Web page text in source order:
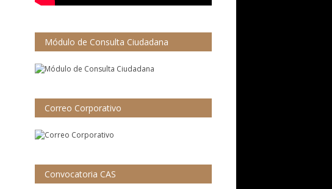
Módulo de Consulta Ciudadana
Correo Corporativo
Convocatoria CAS